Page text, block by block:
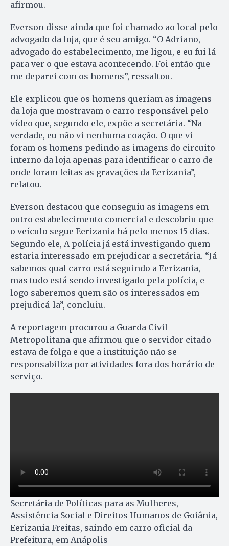
afirmou.
Everson disse ainda que foi chamado ao local pelo
advogado da loja, que é seu amigo. “O Adriano,
advogado do estabelecimento, me ligou, e eu fui lá
para ver o que estava acontecendo. Foi então que
me deparei com os homens”, ressaltou.
Ele explicou que os homens queriam as imagens
da loja que mostravam o carro responsável pelo
vídeo que, segundo ele, expõe a secretária. “Na
verdade, eu não vi nenhuma coação. O que vi
foram os homens pedindo as imagens do circuito
interno da loja apenas para identificar o carro de
onde foram feitas as gravações da Eerizania”,
relatou.
Everson destacou que conseguiu as imagens em
outro estabelecimento comercial e descobriu que
o veículo segue Eerizania há pelo menos 15 dias.
Segundo ele, A polícia já está investigando quem
estaria interessado em prejudicar a secretária. “Já
sabemos qual carro está seguindo a Eerizania,
mas tudo está sendo investigado pela polícia, e
logo saberemos quem são os interessados em
prejudicá-la”, concluiu.
A reportagem procurou a Guarda Civil
Metropolitana que afirmou que o servidor citado
estava de folga e que a instituição não se
responsabiliza por atividades fora dos horário de
serviço.
Secretária de Políticas para as Mulheres,
Assistência Social e Direitos Humanos de Goiânia,
Eerizania Freitas, saindo em carro oficial da
Prefeitura, em Anápolis